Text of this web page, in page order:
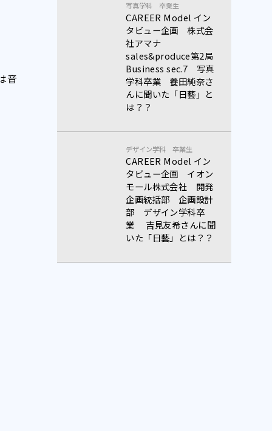
音
写真学科 卒業生
CAREER Model イン
タビュー企画 株式会
社アマナ
sales&produce第2局
Business sec.7 写真
学科卒業 養田純奈さ
んに聞いた「日藝」と
は？？
デザイン学科 卒業生
CAREER Model イン
タビュー企画 イオン
モール株式会社 開発
企画統括部 企画設計
部 デザイン学科卒
業 吉見友希さんに聞
いた「日藝」とは？？